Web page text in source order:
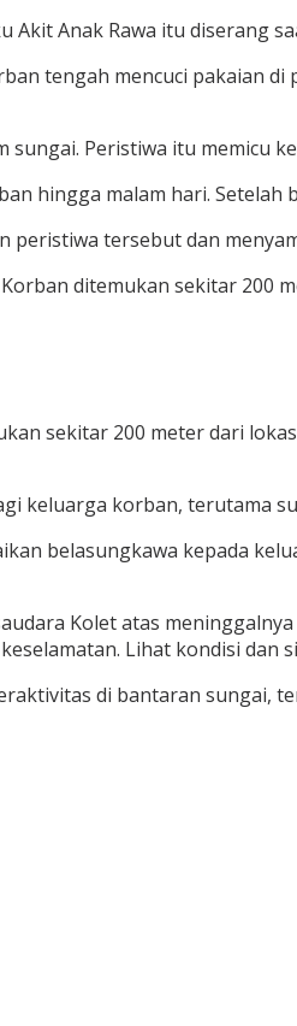
Anak Rawa itu diserang
tengah mencuci pakaian
Peristiwa itu memicu
hingga malam hari.
peristiwa tersebut dan
ditemukan sekitar
sekitar 200 meter dari
keluarga korban, terutama
belasungkawa kepada
Kolet atas
Lihat kondisi
di bantaran sungai,